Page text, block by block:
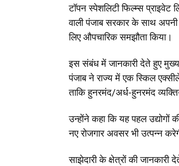
टॉपन स्पेशलिटी फिल्म्स
वाली पंजाब सरकार के साथ
लिए औपचारिक समझौता किया।
इस संबंध में जानकारी देते हुए
पंजाब ने राज्य में एक स्किल
ताकि हुनरमंद/अर्ध-हुनरमंद
उन्होंने कहा कि यह पहल
नए रोजगार अवसर भी उत्पन्न
साझेदारी के क्षेत्रों की